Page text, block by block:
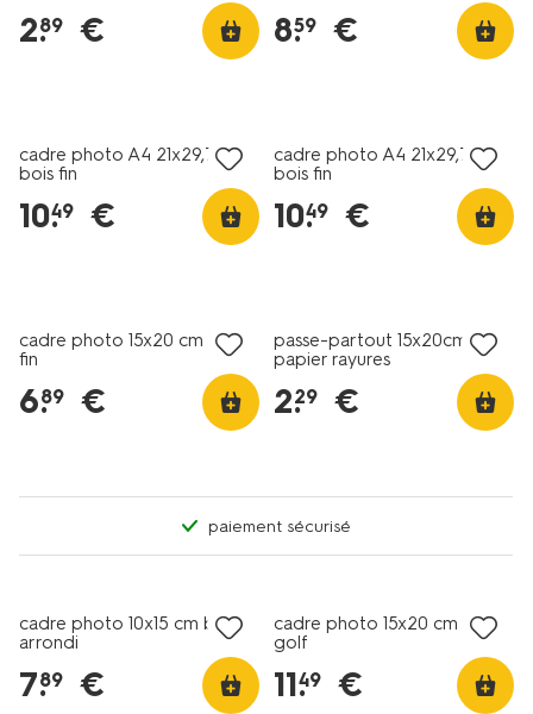
2.
89 € 8.
59 €
cadre photo A4 21x29,7cm
bois fin
10.
49 €
cadre photo A4 21x29,7cm
bois fin
10.
49 €
cadre photo 15x20 cm bois
fin
6.
89 €
passe-partout 15x20cm
papier rayures
2.
29 €
paiement sécurisé
cadre photo 10x15 cm bois
arrondi
7.
89 €
cadre photo 15x20 cm bois
golf
11.
49 €